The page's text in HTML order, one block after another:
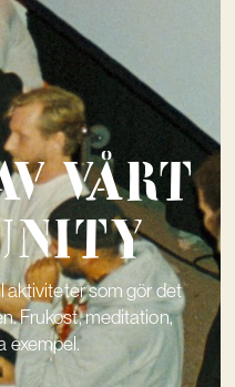
vårt
aktiviteter som gör det
Frukost, meditation,
exempel.